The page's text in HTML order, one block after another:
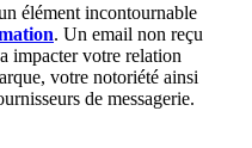
élément incontournable
. Un email non reçu
impacter votre relation
votre notoriété ainsi
de messagerie.